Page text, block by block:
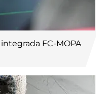
FC-MOPA